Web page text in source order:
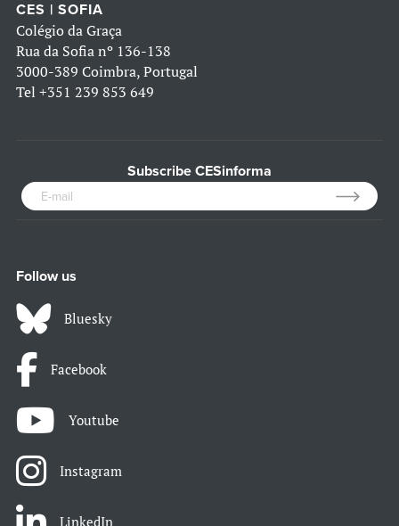
CES | SOFIA
Colégio da Graça
Rua da Sofia nº 136-138
3000-389 Coimbra, Portugal
Tel +351 239 853 649
Subscribe CESinforma
Follow us
Bluesky
Facebook
Youtube
Instagram
LinkedIn